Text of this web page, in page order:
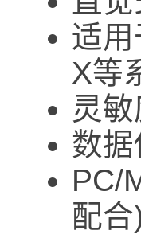
适
X等
灵
数
PC/
配合